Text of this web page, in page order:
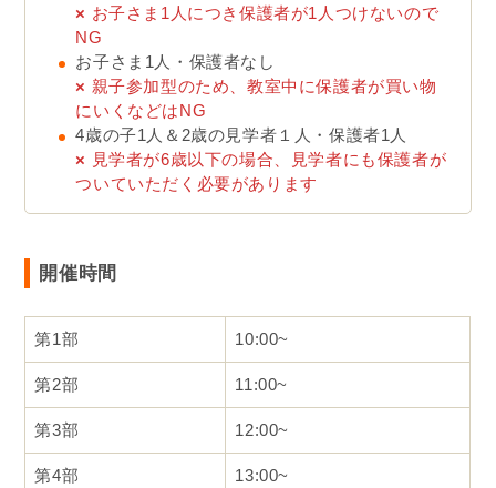
× お子さま1人につき保護者が1人つけないので
NG
お子さま1人・保護者なし
× 親子参加型のため、教室中に保護者が買い物
にいくなどはNG
4歳の子1人＆2歳の見学者１人・保護者1人
× 見学者が6歳以下の場合、見学者にも保護者が
ついていただく必要があります
開催時間
第1部 10:00~
第2部 11:00~
第3部 12:00~
第4部 13:00~